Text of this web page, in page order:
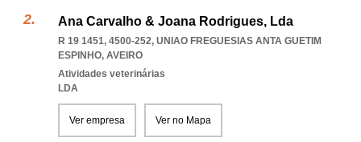
Ana Carvalho & Joana Rodrigues, Lda
R 19 1451, 4500-252, UNIAO FREGUESIAS ANTA GUETIM
ESPINHO, AVEIRO
Atividades veterinárias
LDA
Ver empresa Ver no Mapa